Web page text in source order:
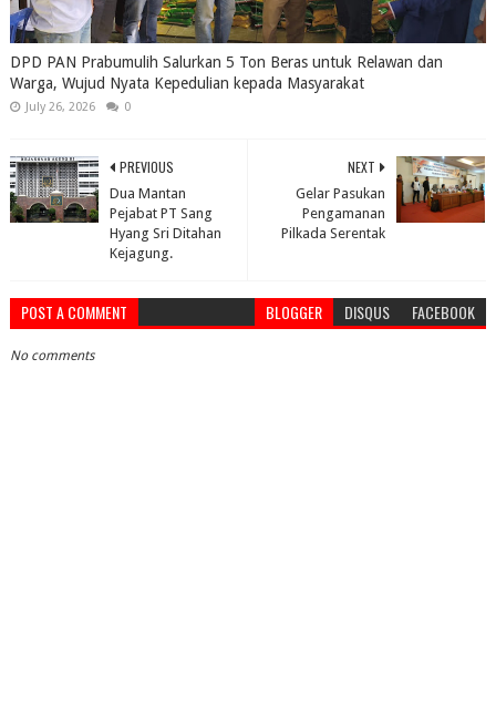
DPD PAN Prabumulih Salurkan 5 Ton Beras untuk Relawan dan
Warga, Wujud Nyata Kepedulian kepada Masyarakat
July 26, 2026 0
NEXT
Gelar Pasukan
Pengamanan
Pilkada Serentak
PREVIOUS
Dua Mantan
Pejabat PT Sang
Hyang Sri Ditahan
Kejagung.
POST A COMMENT BLOGGER DISQUS FACEBOOK
No comments